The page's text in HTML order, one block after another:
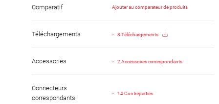
Comparatif Ajouter au comparateur de produits
Téléchargements 8 Téléchargements
Accessories 2 Accessoires correspondants
Connecteurs
correspondants
14 Contreparties